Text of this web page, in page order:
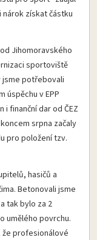
nárok získat částku
Jihomoravského
sportoviště
jsme potřebovali
úspěchu v EPP
i finanční dar od ČEZ
srpna začaly
pro položení tzv.
hasičů a
Betonovali jsme
tak bylo za 2
umělého povrchu.
profesionálové